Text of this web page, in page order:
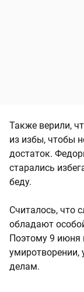
Также верили,
из избы, чтобы
достаток.
старались
беду.
Считалось, что
обладают
Поэтому 9 июня
делам.